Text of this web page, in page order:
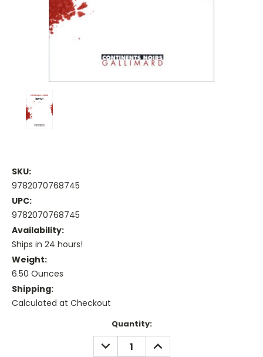
SKU:
9782070768745
UPC:
9782070768745
Availability:
Ships in 24 hours!
Weight:
6.50 Ounces
Shipping:
Calculated at Checkout
Quantity:
DECREASE
QUANTITY:
INCREASE
QUANTITY: